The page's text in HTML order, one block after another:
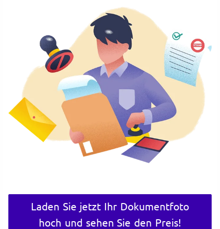
Laden Sie jetzt Ihr Dokumentfoto
hoch und sehen Sie den Preis!